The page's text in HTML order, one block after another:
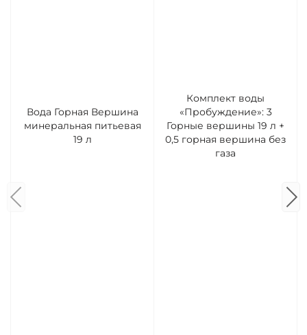
Вода Горная Вершина
минеральная питьевая
19 л
Комплект воды
«Пробуждение»: 3
Горные вершины 19 л +
0,5 горная вершина без
газа